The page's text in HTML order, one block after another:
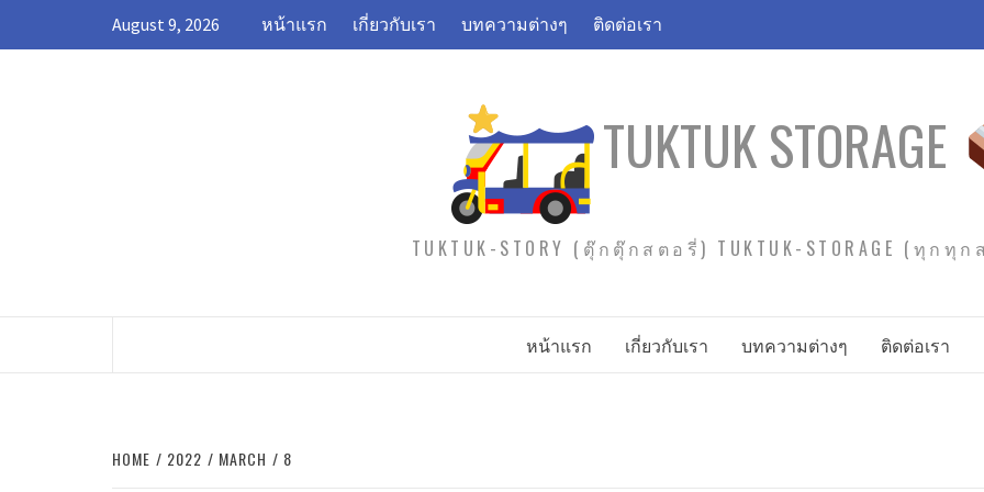
August 9, 2026 หน้าแรก เกี่ยวกับเรา บทความต่างๆ ติดต่อเรา
TUKTUK STORAGE
TUKTUK-STORY (ตุ๊กตุ๊กสตอรี่) TUKTUK-STORAGE (ทุกทุ
หน้าแรก เกี่ยวกับเรา บทความต่างๆ ติดต่อเรา
HOME 2022 MARCH 8